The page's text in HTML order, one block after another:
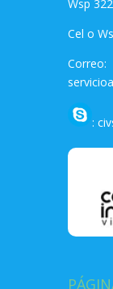
Wsp
Cel o
Correo:
: